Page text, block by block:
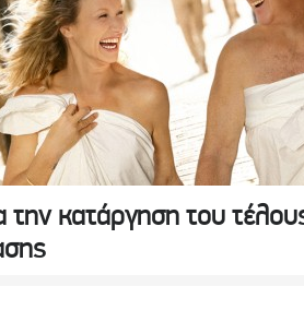
κατάργηση του